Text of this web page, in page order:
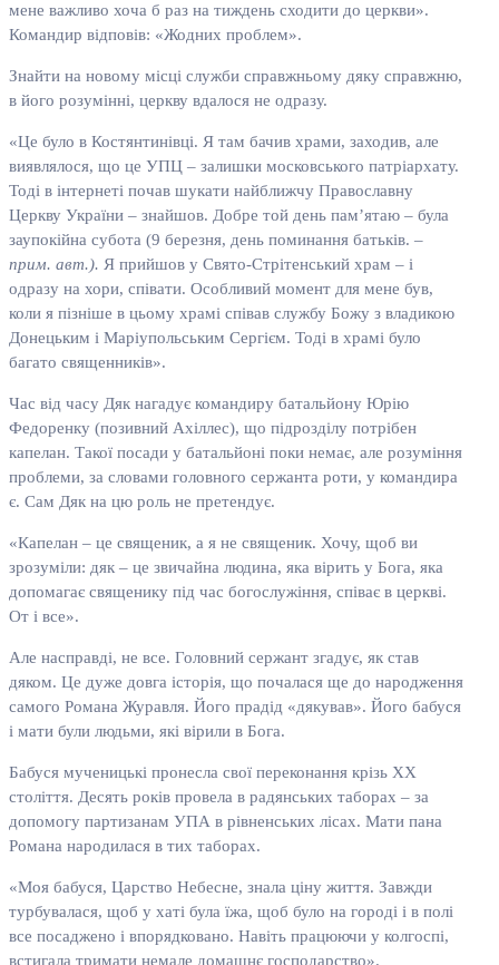
мене важливо хоча б раз на тиждень сходити до церкви».
Командир відповів: «Жодних проблем».
Знайти на новому місці служби справжньому дяку справжню,
в його розумінні, церкву вдалося не одразу.
«Це було в Костянтинівці. Я там бачив храми, заходив, але
виявлялося, що це УПЦ – залишки московського патріархату.
Тоді в інтернеті почав шукати найближчу Православну
Церкву України – знайшов. Добре той день пам’ятаю – була
заупокійна субота (9 березня, день поминання батьків. –
прим. авт.). Я прийшов у Свято-Стрітенський храм – і
одразу на хори, співати. Особливий момент для мене був,
коли я пізніше в цьому храмі співав службу Божу з владикою
Донецьким і Маріупольським Сергієм. Тоді в храмі було
багато священників».
Час від часу Дяк нагадує командиру батальйону Юрію
Федоренку (позивний Ахіллес), що підрозділу потрібен
капелан. Такої посади у батальйоні поки немає, але розуміння
проблеми, за словами головного сержанта роти, у командира
є. Сам Дяк на цю роль не претендує.
«Капелан – це священик, а я не священик. Хочу, щоб ви
зрозуміли: дяк – це звичайна людина, яка вірить у Бога, яка
допомагає священику під час богослужіння, співає в церкві.
От і все».
Але насправді, не все. Головний сержант згадує, як став
дяком. Це дуже довга історія, що почалася ще до народження
самого Романа Журавля. Його прадід «дякував». Його бабуся
і мати були людьми, які вірили в Бога.
Бабуся мученицькі пронесла свої переконання крізь XX
століття. Десять років провела в радянських таборах – за
допомогу партизанам УПА в рівненських лісах. Мати пана
Романа народилася в тих таборах.
«Моя бабуся, Царство Небесне, знала ціну життя. Завжди
турбувалася, щоб у хаті була їжа, щоб було на городі і в полі
все посаджено і впорядковано. Навіть працюючи у колгоспі,
встигала тримати немале домашнє господарство».